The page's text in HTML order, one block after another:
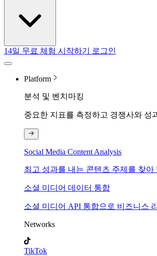
14일 무료 체험 시작하기 로그인
Platform
분석 및 벤치마킹
중요한 지표를 측정하고 경쟁사와 성
Social Media Content Analysis
최고 성과를 내는 콘텐츠 주제를 찾아
소셜 미디어 데이터 통합
소셜 미디어 API 통합으로 비즈니스
Networks
TikTok